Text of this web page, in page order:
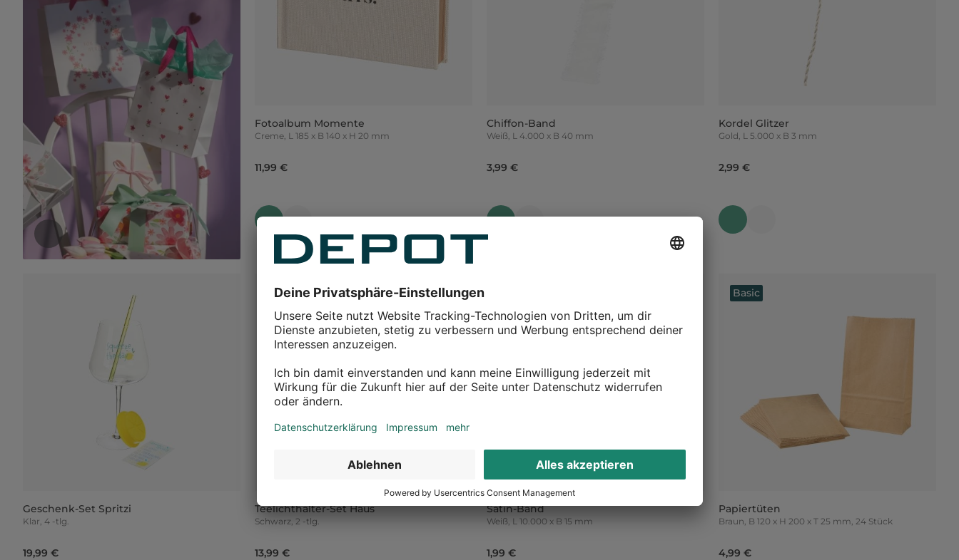
Fotoalbum Momente
Creme, L 185 x B 140 x H 20 mm
11,99 €
Chiffon-Band
Weiß, L 4.000 x B 40 mm
3,99 €
Kordel Glitzer
Gold, L 5.000 x B 3 mm
2,99 €
Geschenk-Set Spritzi
Klar, 4 -tlg.
19,99 €
Teelichthalter-Set Haus
Schwarz, 2 -tlg.
13,99 €
Satin-Band
Weiß, L 10.000 x B 15 mm
1,99 €
Papiertüten
Braun, B 120 x H 200 x T 25 mm, 24 Stück
4,99 €
Basic